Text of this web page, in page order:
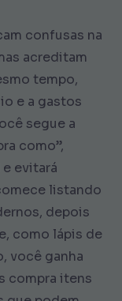
confusas na
acreditam
tempo,
e a gastos
segue a
como”,
evitará
listando
depois
como lápis de
você ganha
compra itens